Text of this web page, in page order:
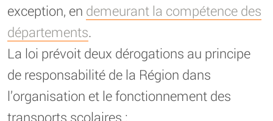
exception, en demeurant la compétence des
départements.
La loi prévoit deux dérogations au principe
de responsabilité de la Région dans
l’organisation et le fonctionnement des
transports scolaires :